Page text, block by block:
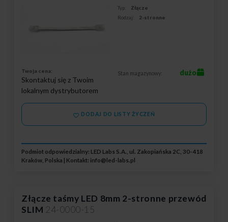
Typ:
Złącze
Rodzaj:
2-stronne
Twoja cena:
Skontaktuj się z Twoim
lokalnym dystrybutorem
Stan magazynowy: dużo
DODAJ DO LISTY ŻYCZEŃ
Podmiot odpowiedzialny: LED Labs S.A., ul. Zakopiańska 2C, 30-418
Kraków, Polska | Kontakt: info@led-labs.pl
Złącze taśmy LED 8mm 2-stronne przewód
SLIM 24-0000-15